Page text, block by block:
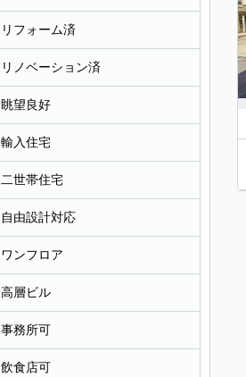
リフォーム済
リノベーション済
眺望良好
輸入住宅
二世帯住宅
自由設計対応
ワンフロア
高層ビル
事務所可
飲食店可